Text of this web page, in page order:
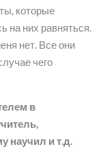
которые
на них равняться.
нет. Все они
чего
в
научил и т.д.